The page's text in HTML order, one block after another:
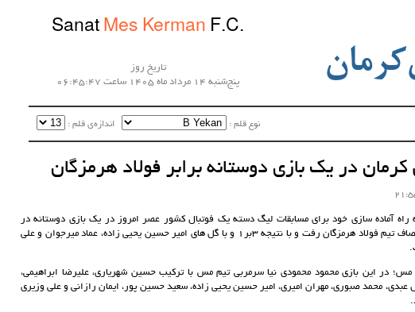
Sanat Mes Kerman F.C.
تاریخ روز
پنج‌شنبه 14 مرداد ماه 1405 ساعت 06:45:47
نوع قلم :‌ اندازه‌ی قلم :‌
راه آماده سازی خود برای مسابقات لیگ دسته یک فوتبال کشور عصر امروز در یک بازی دوستانه در
ورزشگاه شهید باهنر کرمان به مصاف تیم فولاد هرمزگان رفت و با نتیجه 3بر1 و با گل های امیر حسین یحیی زاده، عماد میرجوان و علی
در این بازی محمود محمودی نیا سرمربی تیم مس با ترکیب حسین شهریاری، علیرضا ابراهیمی،
عبدی، محمد صبوری، مهران امیری، امیر حسین یحیی زاده، سعید حسین پور، ایمان رازانی و علی وزیری